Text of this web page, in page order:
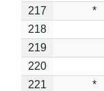
217
*
218
219
220
221
*